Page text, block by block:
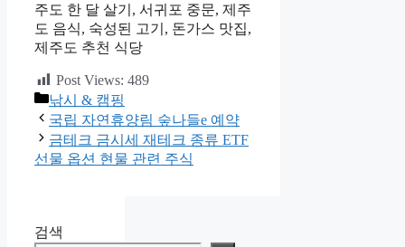
주도 한 달 살기, 서귀포 중문, 제주
도 음식, 숙성된 고기, 돈가스 맛집,
제주도 추천 식당
Post Views: 489
카
테
고
리
낚시 & 캠핑
국립 자연휴양림 숲나들e 예약
금테크 금시세 재테크 종류 ETF
선물 옵션 현물 관련 주식
검색